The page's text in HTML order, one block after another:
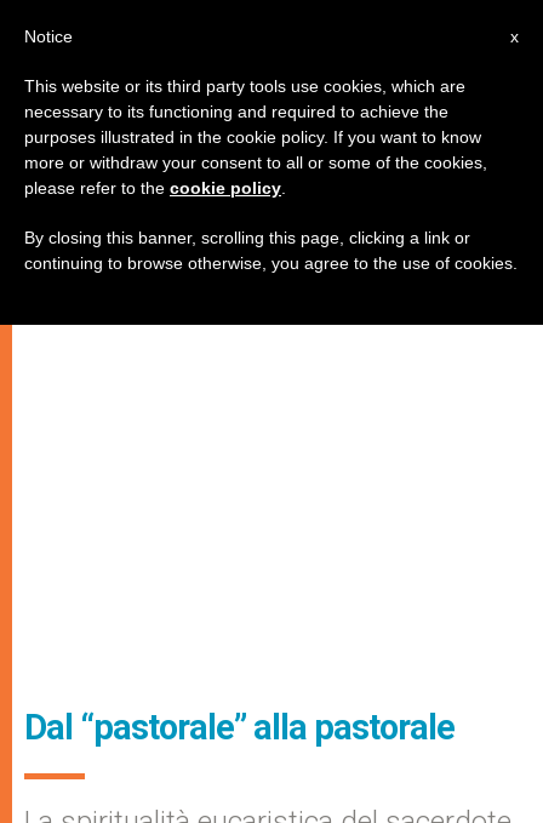
Dal “pastorale” alla pastorale
x
Notice
This website or its third party tools use cookies, which are
necessary to its functioning and required to achieve the
purposes illustrated in the cookie policy. If you want to know
more or withdraw your consent to all or some of the cookies,
please refer to the cookie policy
By closing this banner, scrolling this page, clicking a link or
continuing to browse otherwise, you agree to the use of cookies.